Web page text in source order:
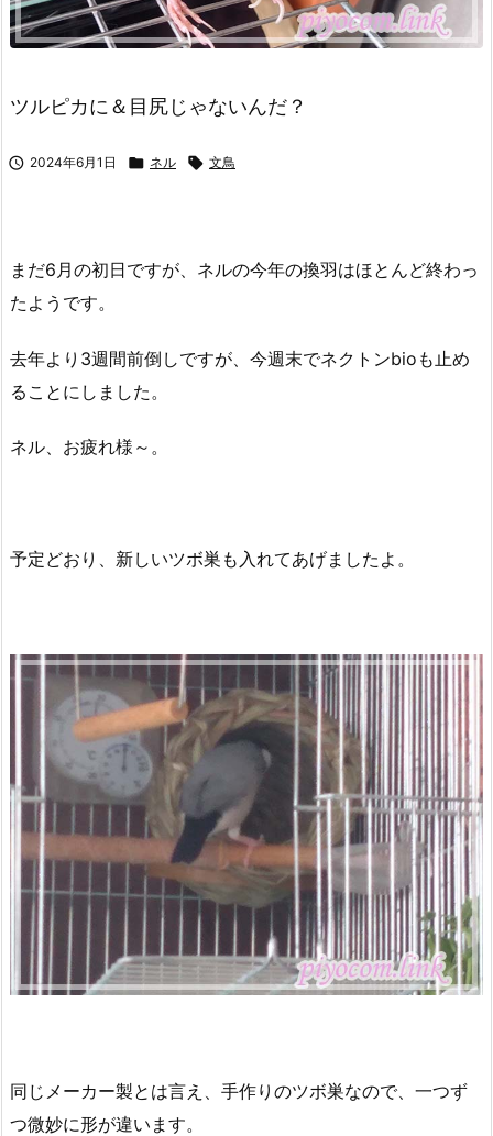
ツルピカに＆目尻じゃないんだ？
 2024年6月1日  ネル  文鳥
まだ6月の初日ですが、ネルの今年の換羽はほとんど終わっ
たようです。
去年より3週間前倒しですが、今週末でネクトンbioも止め
ることにしました。
ネル、お疲れ様～。
予定どおり、新しいツボ巣も入れてあげましたよ。
同じメーカー製とは言え、手作りのツボ巣なので、一つず
つ微妙に形が違います。